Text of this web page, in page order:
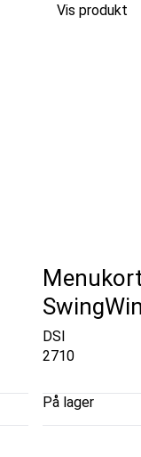
Vis produkt
DSI
2710
På lager